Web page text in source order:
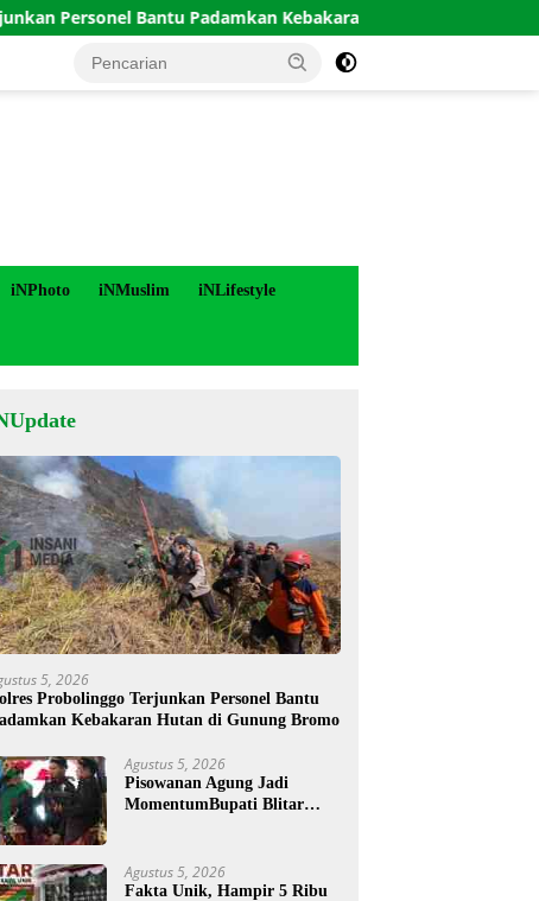
Bantu Padamkan Kebakaran Hutan di Gunung Bromo
iNPhoto iNMuslim iNLifestyle
5, 2026
Probolinggo Terjunkan Personel Bantu
Kebakaran Hutan di Gunung Bromo
Agustus 5, 2026
Pisowanan Agung Jadi
MomentumBupati Blitar
Kesejahteraan Warga
Agustus 5, 2026
Fakta Unik, Hampir 5 Ribu